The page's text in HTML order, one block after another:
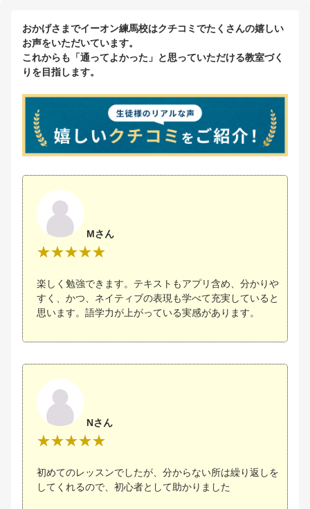
おかげさまでイーオン練馬校はクチコミでたくさんの嬉しい
お声をいただいています。
これからも「通ってよかった」と思っていただける教室づく
りを目指します。
Mさん
楽しく勉強できます。テキストもアプリ含め、分かりや
すく、かつ、ネイティブの表現も学べて充実していると
思います。語学力が上がっている実感があります。
Nさん
初めてのレッスンでしたが、分からない所は繰り返しを
してくれるので、初心者として助かりました